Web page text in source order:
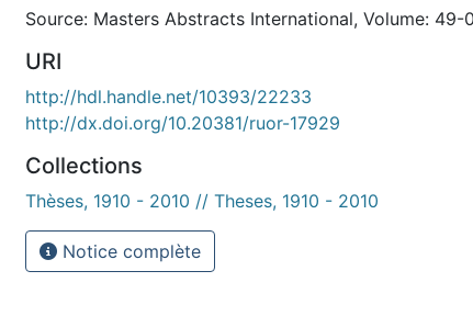
Source: Masters Abstracts International, Volume: 49-
URI
http://hdl.handle.net/10393/22233
http://dx.doi.org/10.20381/ruor-17929
Collections
Thèses, 1910 - 2010 // Theses, 1910 - 2010
Notice complète